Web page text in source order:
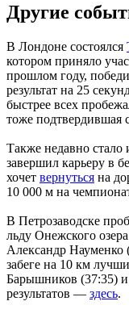
Другие
В Лондоне состоялся
котором приняло
прошлом году,
результат на 25
быстрее всех
тоже подтвердившая
Также недавно
завершил карьеру в
хочет вернуться на
10 000 м на
В Петрозаводске
льду Онежского
Александр
забеге на 10 км
Барышников (37:35)
результатов — здесь.